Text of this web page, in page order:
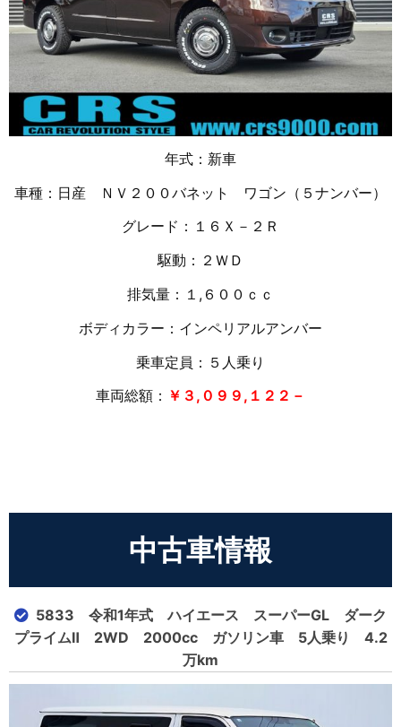
年式：新車
車種：日産 ＮＶ２００バネット ワゴン（５ナンバー）
グレード：１６Ｘ－２Ｒ
駆動：２ＷＤ
排気量：１,６００ｃｃ
ボディカラー：インペリアルアンバー
乗車定員：５人乗り
車両総額： ￥３,０９９,１２２－
中古車情報
5833 令和1年式 ハイエース スーパーGL ダーク
プライムⅡ 2WD 2000cc ガソリン車 5人乗り 4.2
万km